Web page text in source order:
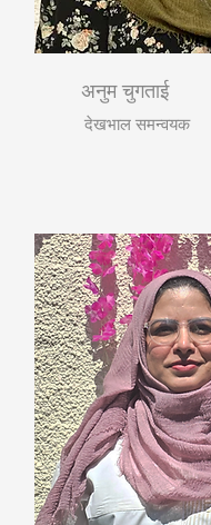
अनुम चुगताई
देखभाल समन्वयक